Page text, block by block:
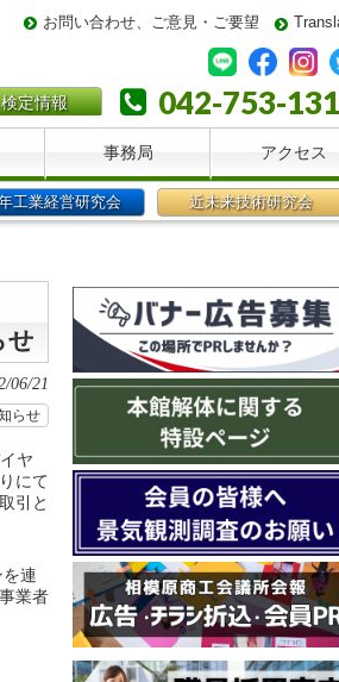
お問い合わせ、ご意見・ご要望
検定情報 042-753-
事務局 アクセス
工業経営研究会 近未来技術研究会
せ
06/21
らせ
ヤ
にて
引と
連
業者